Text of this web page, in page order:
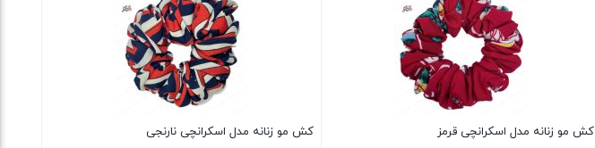
کش مو زنانه مدل اسکرانچی قرمز کش مو زنانه مدل اسکرانچی نارنجی